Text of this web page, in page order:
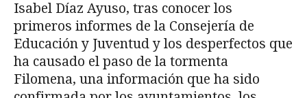
Isabel Díaz Ayuso, tras conocer los
primeros informes de la Consejería de
Educación y Juventud y los desperfectos que
ha causado el paso de la tormenta
Filomena, una información que ha sido